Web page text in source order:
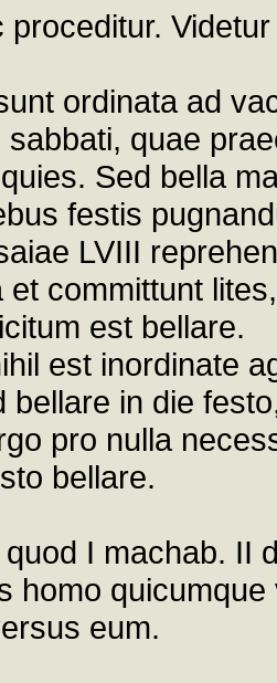
proceditur.
ordinata ad
quae
Sed bella
festis
LVIII
et committunt
est bellare.
est inordinate
bellare in die
pro nulla
bellare.
I machab. II
homo
eum.